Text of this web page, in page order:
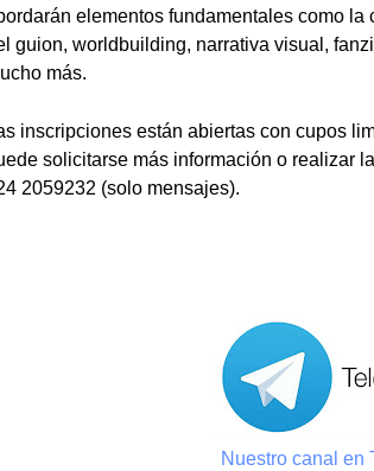
elementos fundamentales como
guion, worldbuilding, narrativa visual,
más.
inscripciones están abiertas con cupos
solicitarse más información o realizar
2059232 (solo mensajes).
Nuestro canal en